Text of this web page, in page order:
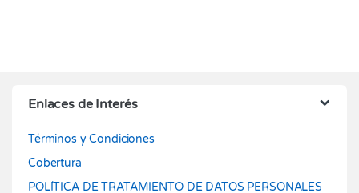
Enlaces de Interés
Términos y Condiciones
Cobertura
POLÍTICA DE TRATAMIENTO DE DATOS PERSONALES